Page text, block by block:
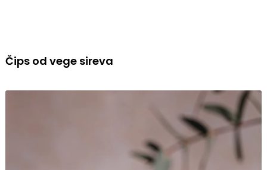
Čips od vege sireva